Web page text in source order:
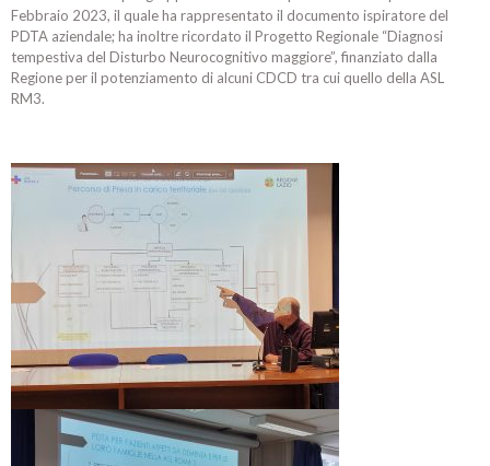
Febbraio 2023, il quale ha rappresentato il documento ispiratore del
PDTA aziendale; ha inoltre ricordato il Progetto Regionale “Diagnosi
tempestiva del Disturbo Neurocognitivo maggiore”, finanziato dalla
Regione per il potenziamento di alcuni CDCD tra cui quello della ASL
RM3.